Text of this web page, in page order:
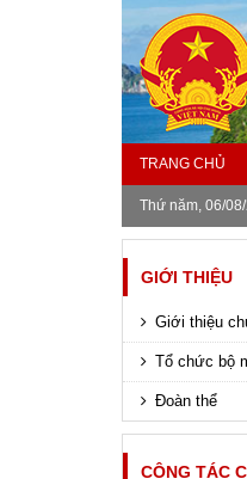
TRANG CHỦ
Thứ năm, 06/
GIỚI THIỆU
Giới thiệu
Tổ chức bộ
Đoàn thể
CÔNG TÁC